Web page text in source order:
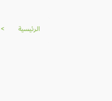
الرئيسية >